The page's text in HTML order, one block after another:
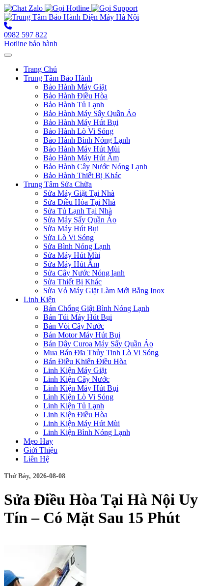
0982 597 822
Hotline bảo hành
Toggle navigation
Trang Chủ
Trung Tâm Bảo Hành
Bảo Hành Máy Giặt
Bảo Hành Điều Hòa
Bảo Hành Tủ Lạnh
Bảo Hành Máy Sấy Quần Áo
Bảo Hành Máy Hút Bụi
Bảo Hành Lò Vi Sóng
Bảo Hành Bình Nóng Lạnh
Bảo Hành Máy Hút Mùi
Bảo Hành Máy Hút Ẩm
Bảo Hành Cây Nước Nóng Lạnh
Bảo Hành Thiết Bị Khác
Trung Tâm Sửa Chữa
Sửa Máy Giặt Tại Nhà
Sửa Điều Hòa Tại Nhà
Sửa Tủ Lạnh Tại Nhà
Sửa Máy Sấy Quần Áo
Sửa Máy Hút Bụi
Sửa Lò Vi Sóng
Sửa Bình Nóng Lạnh
Sửa Máy Hút Mùi
Sửa Máy Hút Ẩm
Sửa Cây Nước Nóng lạnh
Sửa Thiết Bị Khác
Sửa Vỏ Máy Giặt Làm Mới Bằng Inox
Linh Kiện
Bán Chống Giật Bình Nóng Lạnh
Bán Túi Máy Hút Bụi
Bán Vòi Cây Nước
Bán Motor Máy Hút Bụi
Bán Dây Curoa Máy Sấy Quần Áo
Mua Bán Đĩa Thủy Tinh Lò Vi Sóng
Bán Điều Khiển Điều Hòa
Linh Kiện Máy Giặt
Linh Kiện Cây Nước
Linh Kiện Máy Hút Bụi
Linh Kiện Lò Vi Sóng
Linh Kiện Tủ Lạnh
Linh Kiện Điều Hòa
Linh Kiện Máy Hút Mùi
Linh Kiện Bình Nóng Lạnh
Mẹo Hay
Giới Thiệu
Liên Hệ
Thứ Bảy, 2026-08-08
Sửa Điều Hòa Tại Hà Nội Uy
Tín – Có Mặt Sau 15 Phút